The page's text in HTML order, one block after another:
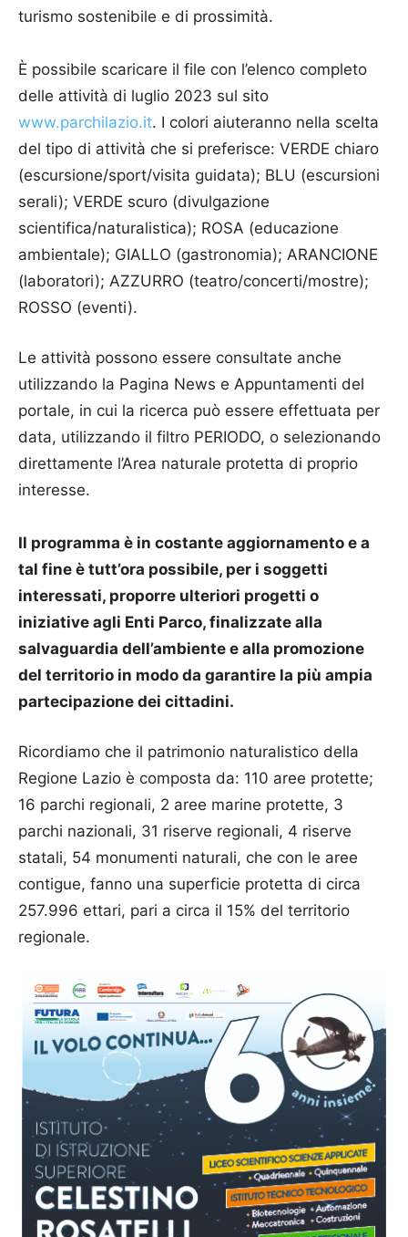
turismo sostenibile e di prossimità.
È possibile scaricare il file con l’elenco completo
delle attività di luglio 2023 sul sito
www.parchilazio.it. I colori aiuteranno nella scelta
del tipo di attività che si preferisce: VERDE chiaro
(escursione/sport/visita guidata); BLU (escursioni
serali); VERDE scuro (divulgazione
scientifica/naturalistica); ROSA (educazione
ambientale); GIALLO (gastronomia); ARANCIONE
(laboratori); AZZURRO (teatro/concerti/mostre);
ROSSO (eventi).
Le attività possono essere consultate anche
utilizzando la Pagina News e Appuntamenti del
portale, in cui la ricerca può essere effettuata per
data, utilizzando il filtro PERIODO, o selezionando
direttamente l’Area naturale protetta di proprio
interesse.
Il programma è in costante aggiornamento e a
tal fine è tutt’ora possibile, per i soggetti
interessati, proporre ulteriori progetti o
iniziative agli Enti Parco, finalizzate alla
salvaguardia dell’ambiente e alla promozione
del territorio in modo da garantire la più ampia
partecipazione dei cittadini.
Ricordiamo che il patrimonio naturalistico della
Regione Lazio è composta da: 110 aree protette;
16 parchi regionali, 2 aree marine protette, 3
parchi nazionali, 31 riserve regionali, 4 riserve
statali, 54 monumenti naturali, che con le aree
contigue, fanno una superficie protetta di circa
257.996 ettari, pari a circa il 15% del territorio
regionale.